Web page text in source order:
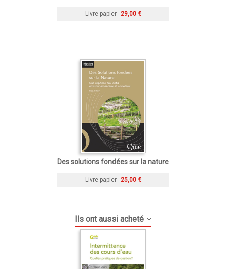
Livre papier 29,00 €
Des solutions fondées sur la nature
Livre papier 25,00 €
Ils ont aussi acheté